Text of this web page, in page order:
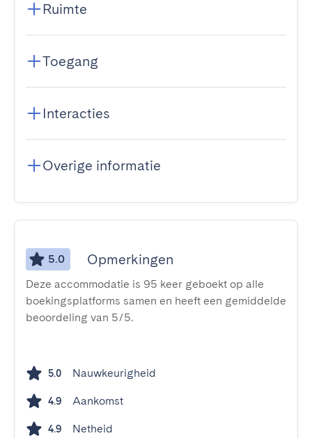
Ruimte
Toegang
Interacties
Overige informatie
5.0 Opmerkingen
Deze accommodatie is 95 keer geboekt op alle
boekingsplatforms samen en heeft een gemiddelde
beoordeling van 5/5.
5.0 Nauwkeurigheid
4.9 Aankomst
4.9 Netheid